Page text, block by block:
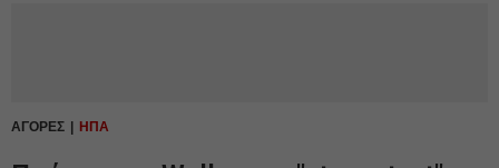
ΑΓΟΡΕΣ ΗΠΑ